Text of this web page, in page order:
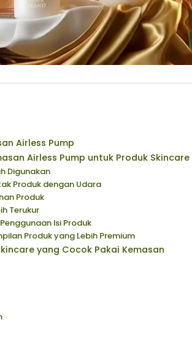
Airless Pump
Airless Pump untuk Produk Skincare
Digunakan
Produk dengan Udara
Produk
Terukur
Isi Produk
Produk yang Lebih Premium
yang Cocok Pakai Kemasan